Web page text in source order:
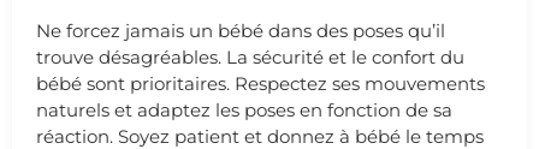
Ne forcez jamais un bébé dans des poses qu’il
trouve désagréables. La sécurité et le confort du
bébé sont prioritaires. Respectez ses mouvements
naturels et adaptez les poses en fonction de sa
réaction. Soyez patient et donnez à bébé le temps